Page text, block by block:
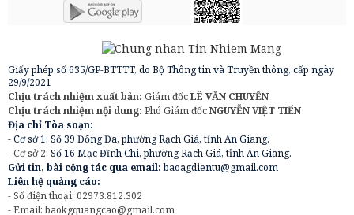
Giấy phép số 635/GP-BTTTT, do Bộ Thông tin và Truyền thông, cấp ngày
29/9/2021
Chịu trách nhiệm xuất bản: Giám đốcLÊ VĂN CHUYỂN
Chịu trách nhiệm nội dung: Phó Giám đốcNGUYỄN VIỆT TIẾN
Địa chỉ Tòa soạn:
- Cơ sở 1: Số 39 Đống Đa, phường Rạch Giá, tỉnh An Giang.
- Cơ sở 2: Số 16 Mạc Đĩnh Chi, phường Rạch Giá, tỉnh An Giang.
Gửi tin, bài cộng tác qua email:baoagdientu@gmail.com
Liên hệ quảng cáo:
- Số điện thoại: 02973.812.302
- Email:baokgquangcao@gmail.com